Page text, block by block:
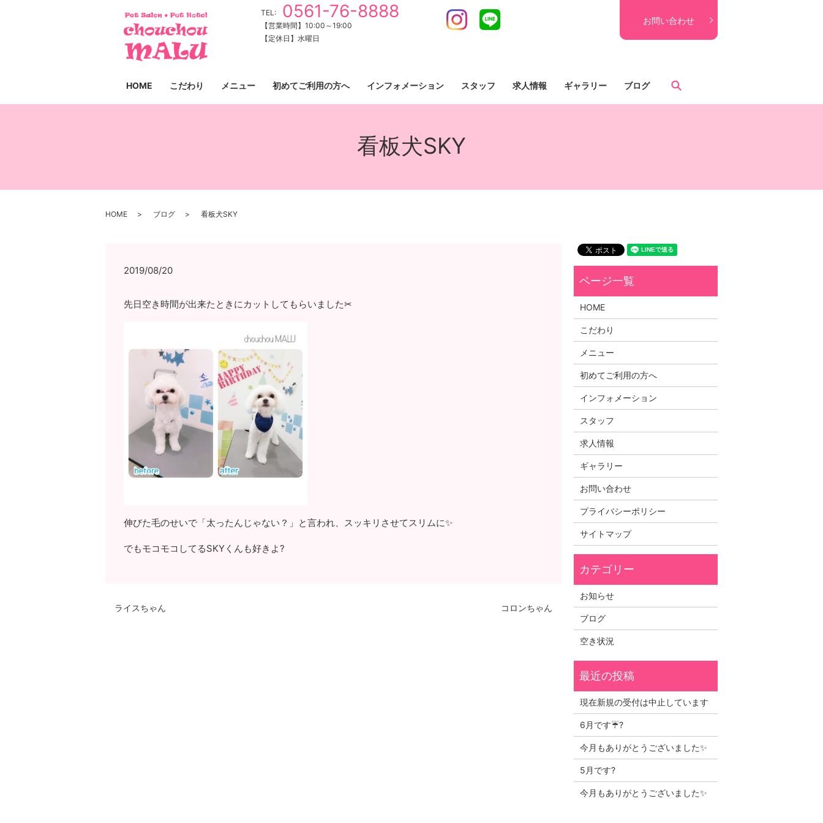
TEL: 0561-76-8888
【営業時間】10:00～19:00
【定休日】水曜日
Instagram お問い合わせ
HOME こだわり メニュー 初めてご利用の方へ インフォメーション スタッフ 求人情報 ギャラリー ブログ
看板犬SKY
HOME ブログ 看板犬SKY
2019/08/20
先日空き時間が出来たときにカットしてもらいました✂
伸びた毛のせいで「太ったんじゃない？」と言われ、スッキリさせてスリムに✨
でもモコモコしてるSKYくんも好きよ?
ライスちゃん コロンちゃん
HOME
こだわり
メニュー
初めてご利用の方へ
インフォメーション
スタッフ
求人情報
ギャラリー
お問い合わせ
プライバシーポリシー
サイトマップ
お知らせ
ブログ
空き状況
現在新規の受付は中止しています
6月です☔?
今月もありがとうございました✨
5月です?
今月もありがとうございました✨